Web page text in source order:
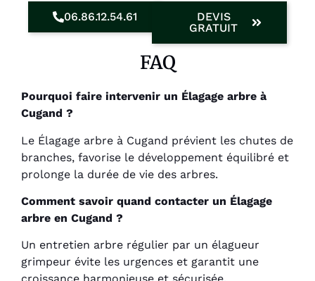
06.86.12.54.61
DEVIS
GRATUIT
FAQ
Pourquoi faire intervenir un Élagage arbre à
Cugand ?
Le Élagage arbre à Cugand prévient les chutes de
branches, favorise le développement équilibré et
prolonge la durée de vie des arbres.
Comment savoir quand contacter un Élagage
arbre en Cugand ?
Un entretien arbre régulier par un élagueur
grimpeur évite les urgences et garantit une